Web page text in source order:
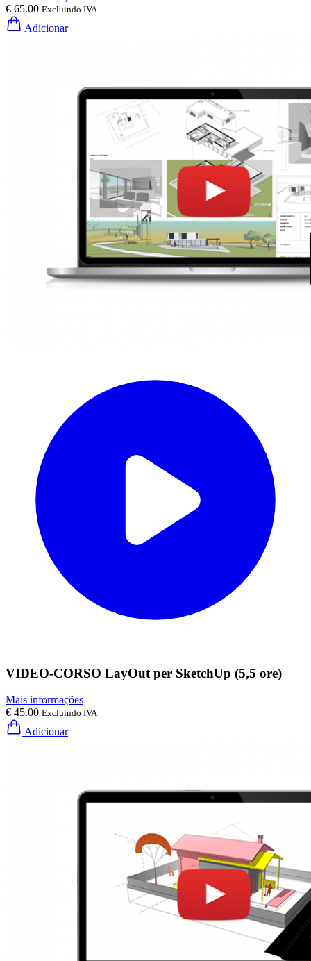
€ 65.00 Excluindo IVA
Adicionar
VIDEO-CORSO LayOut per SketchUp (5,5 ore)
Mais informações
€ 45.00 Excluindo IVA
Adicionar